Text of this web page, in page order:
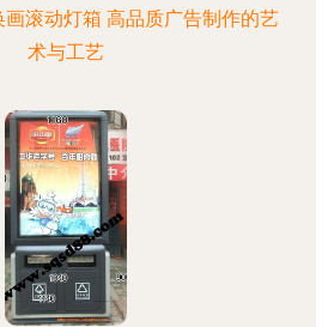
滚动灯箱 高品质广告制作的艺
术与工艺